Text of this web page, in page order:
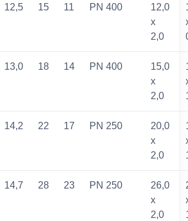
12,5 15 11 PN 400
12,0
x
2,0
13,0 18 14 PN 400
15,0
x
2,0
14,2 22 17 PN 250
20,0
x
2,0
14,7 28 23 PN 250
26,0
x
2,0